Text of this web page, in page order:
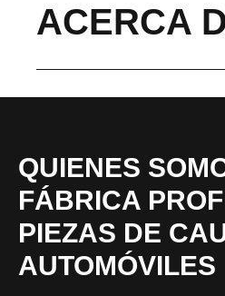
ACERCA
QUIENES
FÁBRICA
PIEZAS DE
AUTOMÓVILES